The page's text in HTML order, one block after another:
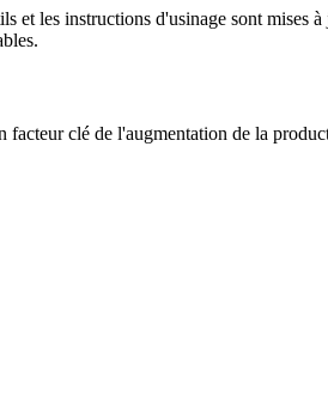
et les instructions d'usinage sont
clé de l'augmentation de la